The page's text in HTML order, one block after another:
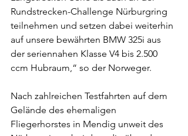
Rundstrecken-Challenge Nürburgring
teilnehmen und setzen dabei weiterhin
auf unsere bewährten BMW 325i aus
der seriennahen Klasse V4 bis 2.500
ccm Hubraum,“ so der Norweger.
Nach zahlreichen Testfahrten auf dem
Gelände des ehemaligen
Fliegerhorstes in Mendig unweit des